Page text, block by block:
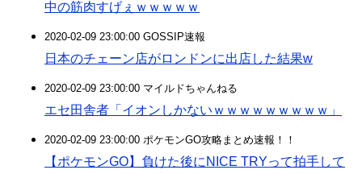
中の筋肉すげぇｗｗｗｗｗ
2020-02-09 23:00:00 GOSSIP速報
日本のチェーン店がロンドンに出店した結果w
2020-02-09 23:00:00 マイルドちゃんねる
エセ田舎者「イオンしかないｗｗｗｗｗｗｗｗｗ」
2020-02-09 23:00:00 ポケモンGO攻略まとめ速報！！
【ポケモンGO】負けた後にNICE TRYって拍手して